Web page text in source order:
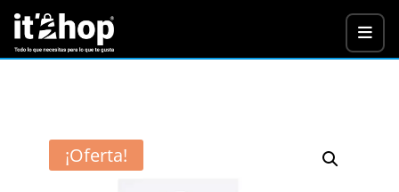
¡Oferta!